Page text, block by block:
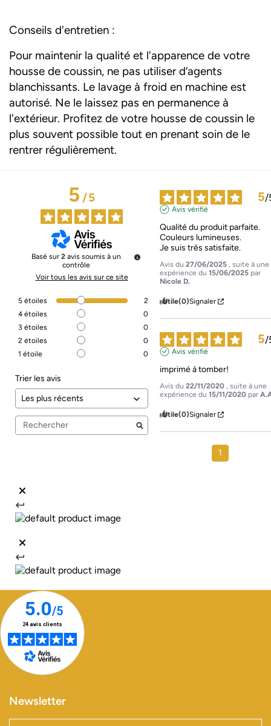
Conseils d'entretien :
Pour maintenir la qualité et l'apparence de votre
housse de coussin, ne pas utiliser d’agents
blanchissants. Le lavage à froid en machine est
autorisé. Ne le laissez pas en permanence à
l'extérieur. Profitez de votre housse de coussin le
plus souvent possible tout en prenant soin de le
rentrer régulièrement.
5/5
Basé sur 2 avis soumis à un
contrôle
Voir tous les avis sur ce site
5 étoiles
2
4 étoiles
0
3 étoiles
0
2 étoiles
0
1 étoile 0
Trier les avis
5/
Avis vérifié
Qualité du produit parfaite.
Couleurs lumineuses.
Je suis très satisfaite.
Avis du27/06/2025 , suite à une
expérience du15/06/2025 par
Nicole D.
Utile(0)Signaler
5/
Avis vérifié
imprimé à tomber!
Avis du22/11/2020 , suite à une
expérience du15/11/2020 par
Utile(0)Signaler
1
Newsletter